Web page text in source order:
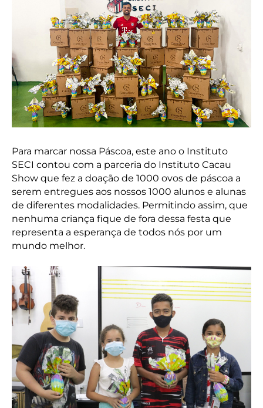
Para marcar nossa Páscoa, este ano o Instituto
SECI contou com a parceria do Instituto Cacau
Show que fez a doação de 1000 ovos de páscoa a
serem entregues aos nossos 1000 alunos e alunas
de diferentes modalidades. Permitindo assim, que
nenhuma criança fique de fora dessa festa que
representa a esperança de todos nós por um
mundo melhor.